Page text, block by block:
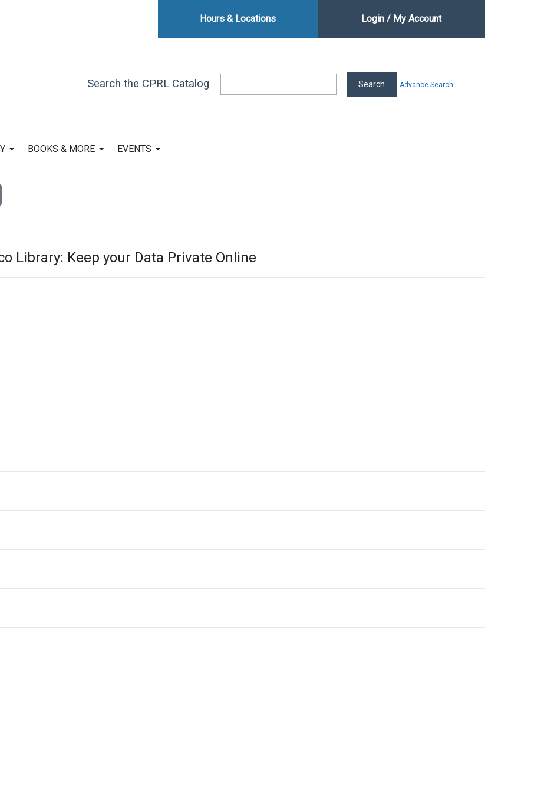
Hours & Locations Login / My Account
Search the CPRL Catalog Advance Search
BOOKS & MORE EVENTS
Library: Keep your Data Private Online